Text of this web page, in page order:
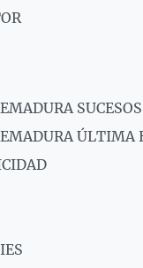
SUCESOS
ÚLTIMA